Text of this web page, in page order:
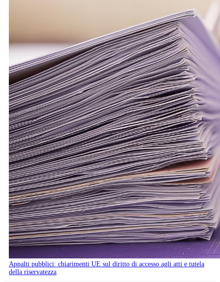
Appalti pubblici: chiarimenti UE sul diritto di accesso agli atti e tutela
della riservatezza